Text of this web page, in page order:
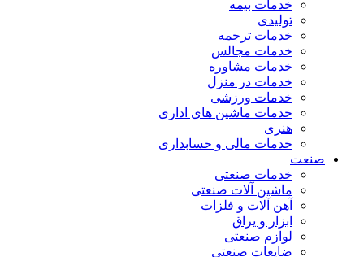
خدمات بیمه
تولیدی
خدمات ترجمه
خدمات مجالس
خدمات مشاوره
خدمات در منزل
خدمات ورزشی
خدمات ماشین های اداری
هنری
خدمات مالی و حسابداری
صنعت
خدمات صنعتی
ماشین آلات صنعتی
آهن آلات و فلزات
ابزار و یراق
لوازم صنعتی
ضایعات صنعتی